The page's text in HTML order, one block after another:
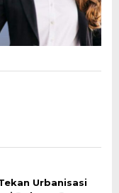
Urbanisasi